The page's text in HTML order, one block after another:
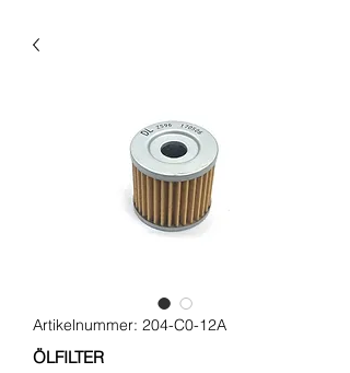
Artikelnummer: 204-C0-12A
ÖLFILTER